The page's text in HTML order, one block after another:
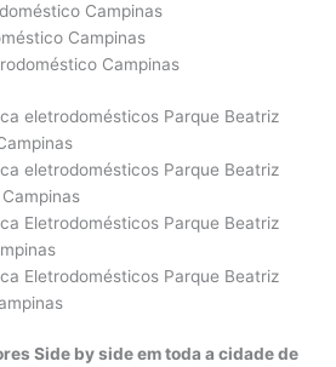
Campinas
Campinas
Campinas
eletrodomésticos Parque Beatriz
eletrodomésticos Parque Beatriz
Eletrodomésticos Parque Beatriz
Eletrodomésticos Parque Beatriz
Side by side em toda a cidade de